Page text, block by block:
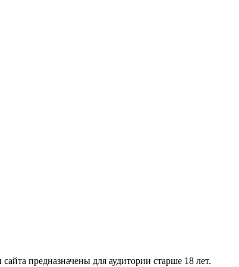
предназначены для аудитории старше 18 лет.